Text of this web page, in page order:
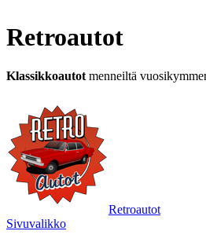
Retroautot
Klassikkoautot menneiltä
Retroautot
Sivuvalikko